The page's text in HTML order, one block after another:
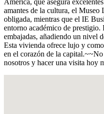
América, que asegura
amantes de la cultura, el Museo
obligada, mientras que el IE
entorno académico de
embajadas, añadiendo un nivel
Esta vivienda ofrece lujo y
en el corazón de la
nosotros y hacer una visita hoy